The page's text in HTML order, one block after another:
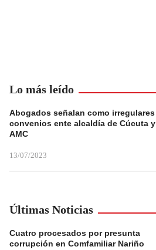
Lo más leído
Abogados señalan como irregulares
convenios ente alcaldía de Cúcuta y
AMC
13/07/2023
Últimas Noticias
Cuatro procesados por presunta
corrupción en Comfamiliar Nariño